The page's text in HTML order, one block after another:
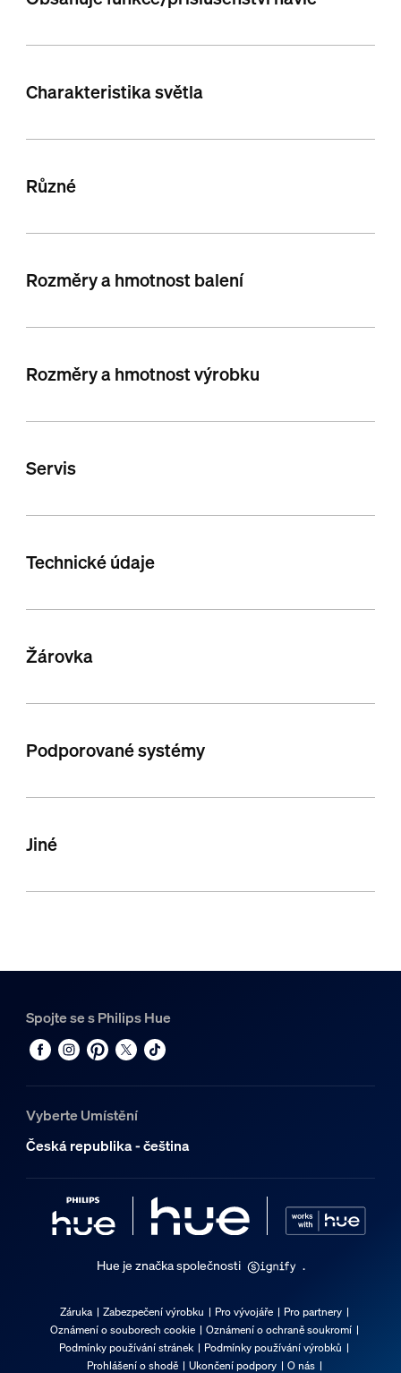
Charakteristika světla
Různé
Rozměry a hmotnost balení
Rozměry a hmotnost výrobku
Servis
Technické údaje
Žárovka
Podporované systémy
Jiné
Spojte se s Philips Hue
Vyberte Umístění
Česká republika - čeština
Hue je značka společnosti .
Záruka Zabezpečení výrobku Pro vývojáře
Pro partnery
Oznámení o souborech cookie
Oznámení o ochraně soukromí
Podmínky používání stránek
Podmínky používání výrobků
Prohlášení o shodě
Ukončení podpory O nás